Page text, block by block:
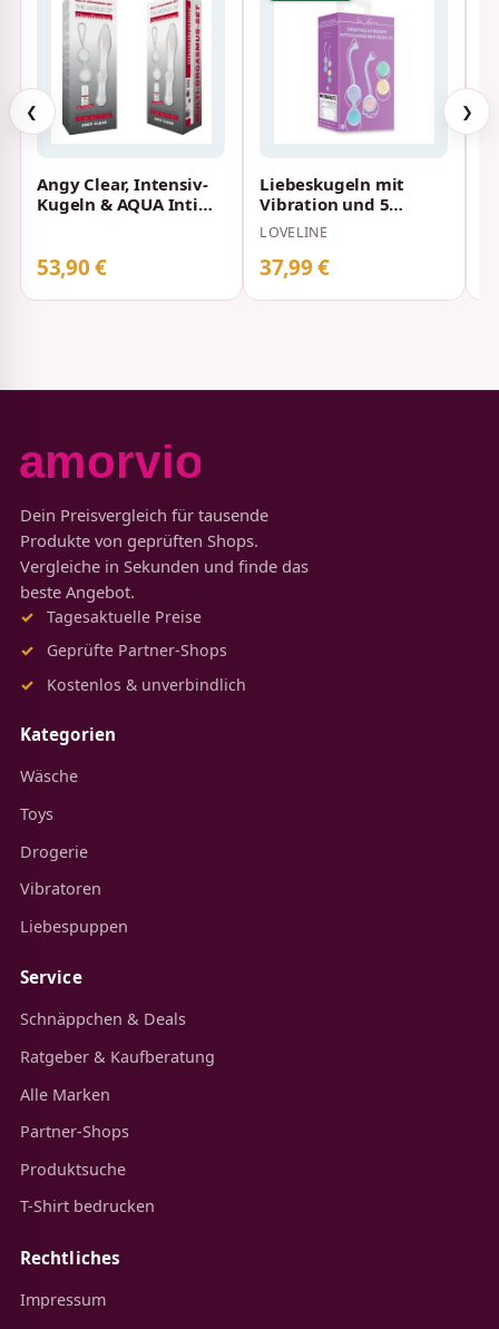
❮
Angy Clear, Intensiv-
Kugeln & AQUA Intim
53,90 €
Liebeskugeln mit
Vibration und 5
wechselbaren
Gewichten Lila
LOVELINE
37,99 €
❯
Dein Preisvergleich für tausende
Produkte von geprüften Shops.
Vergleiche in Sekunden und finde das
beste Angebot.
Tagesaktuelle Preise
Geprüfte Partner-Shops
Kostenlos & unverbindlich
Kategorien
Wäsche
Toys
Drogerie
Vibratoren
Liebespuppen
Service
Schnäppchen & Deals
Ratgeber & Kaufberatung
Alle Marken
Partner-Shops
Produktsuche
T-Shirt bedrucken
Rechtliches
Impressum